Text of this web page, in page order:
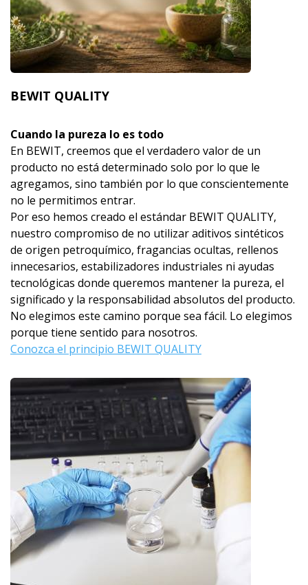
BEWIT QUALITY
Cuando la pureza lo es todo
En BEWIT, creemos que el verdadero valor de un
producto no está determinado solo por lo que le
agregamos, sino también por lo que conscientemente
no le permitimos entrar.
Por eso hemos creado el estándar BEWIT QUALITY,
nuestro compromiso de no utilizar aditivos sintéticos
de origen petroquímico, fragancias ocultas, rellenos
innecesarios, estabilizadores industriales ni ayudas
tecnológicas donde queremos mantener la pureza, el
significado y la responsabilidad absolutos del producto.
No elegimos este camino porque sea fácil. Lo elegimos
porque tiene sentido para nosotros.
Conozca el principio BEWIT QUALITY